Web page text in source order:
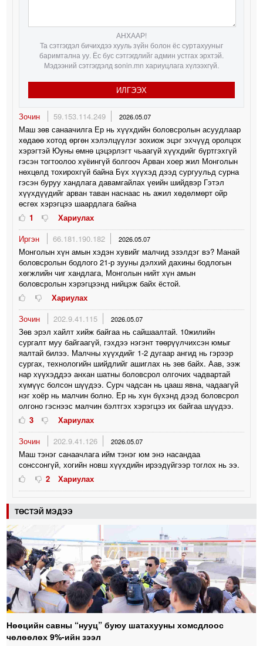
АНХААР!
Та сэтгэгдэл бичихдээ хууль зүйн болон ёс суртахууныг
баримтална уу. Ёс бус сэтгэгдлийг админ устгах эрхтэй.
Мэдээний сэтгэгдэлд sonin.mn хариуцлага хүлээхгүй.
ИЛГЭЭХ
Зочин 59.153.114.249 2026.05.07
Маш зөв санаачилга Ер нь хүүхдийн боловсролын асуудлаар
хөдаөө хотод өргөн хэлэлцүүлэг зохиож эцэг эхчүүд оролцох
хэрэгтэй Юуны өмнө цэцэрлэгт чьаагүй хүүхдийг бүртгэхгүй
гэсэн тогтоолоо хүёингүй болгооч Арван хоер жил Монголын
нөхцөлд тохирохгүй байна Бүх хүүхэд дээд сургуульд сурна
гэсэн буруу хандлага давамгайлах үеийн шийдвэр Гэтэл
хүүхдүүдийг арван таван наснаас нь ажил хөдөлмөрт ойр
өсгөх хэрэгцээ шаардлага байна
1
Хариулах
Иргэн
66.181.190.182 2026.05.07
Монголын хүн амын хэдэн хувийг малчид эзэлдэг вэ? Манай
боловсролын бодлого 21-р зууны дэлхий дахины бодлогын
хөгжлийн чиг хандлага, Монголын нийт хүн амын
боловсролын хэрэгцээнд нийцэж байх ёстой.
Хариулах
Зочин
202.9.41.115 2026.05.07
Зөв эрэл хайлт хийж байгаа нь сайшаалтай. 10жилийн
сургалт муу байгаагүй, гэхдээ нэгэнт төөрүүлчихсэн юмыг
яалтай билээ. Малчны хүүхдийг 1-2 дугаар ангид нь гэрээр
сургах, технологийн шийдлийг ашиглах нь зөв байх. Аав, ээж
нар хүүхэддээ анхан шатны боловсрол олгочих чадвартай
хүмүүс болсон шүүдээ. Сурч чадсан нь цааш явна, чадаагүй
нэг хоёр нь малчин болно. Ер нь хүн бүхэнд дээд боловсрол
олгоно гэснээс малчин бэлтгэх хэрэгцээ их байгаа шүүдээ.
3
Хариулах
Зочин
202.9.41.126 2026.05.07
Маш тэнэг санаачлага ийм тэнэг юм энэ насандаа
сонссонгүй, хогийн новш хүүхдийн ирээдүйгээр тоглох нь ээ.
2
Хариулах
ТӨСТЭЙ МЭДЭЭ
Нөөцийн савны “нууц” буюу шатахууны хомсдлоос
чөлөөлөх 9%-ийн зээл